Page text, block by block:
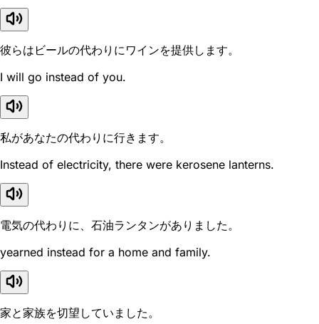
彼らはビールの代わりにワインを提供します。
I will go instead of you.
私があなたの代わりに行きます。
Instead of electricity, there were kerosene lanterns.
電気の代わりに、石油ランタンがありました。
yearned instead for a home and family.
家と家族を切望していました。